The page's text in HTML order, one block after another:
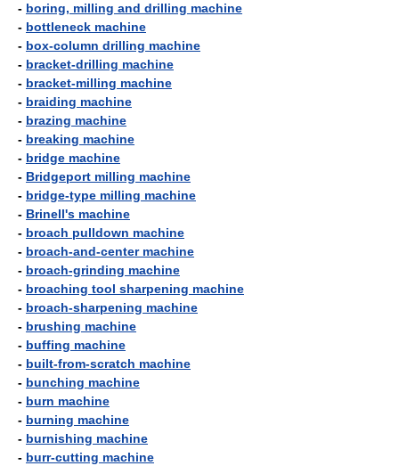
- boring, milling and drilling machine
- bottleneck machine
- box-column drilling machine
- bracket-drilling machine
- bracket-milling machine
- braiding machine
- brazing machine
- breaking machine
- bridge machine
- Bridgeport milling machine
- bridge-type milling machine
- Brinell's machine
- broach pulldown machine
- broach-and-center machine
- broach-grinding machine
- broaching tool sharpening machine
- broach-sharpening machine
- brushing machine
- buffing machine
- built-from-scratch machine
- bunching machine
- burn machine
- burning machine
- burnishing machine
- burr-cutting machine